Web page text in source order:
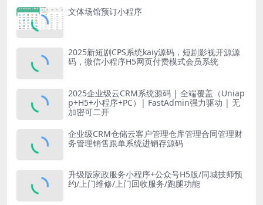
文体场馆预订小程序
2025新短剧CPS系统kaiy源码，短剧影视开源源
码，微信小程序H5网页付费模式会员系统
2025企业级云CRM系统源码 | 全端覆盖（Uniap
p+H5+小程序+PC）| FastAdmin强力驱动 | 无
加密可二开
企业级CRM仓储云客户管理仓库管理合同管理财
务管理销售跟单系统进销存源码
升级版家政服务小程序+公众号H5版/同城技师预
约/上门维修/上门回收服务/跑腿功能